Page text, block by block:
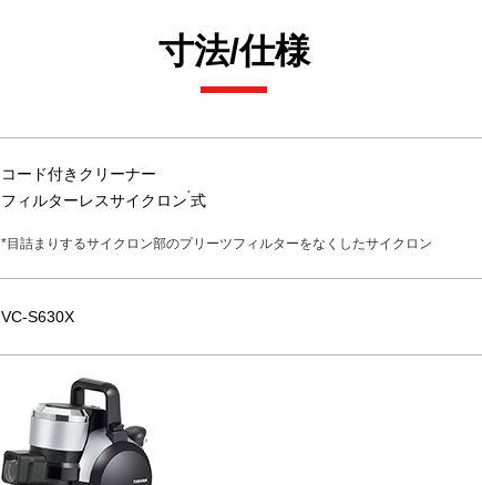
寸法/仕様
コード付きクリーナー
フィルターレスサイクロン*式
*目詰まりするサイクロン部のプリーツフィルターをなくしたサイクロン
VC-S630X